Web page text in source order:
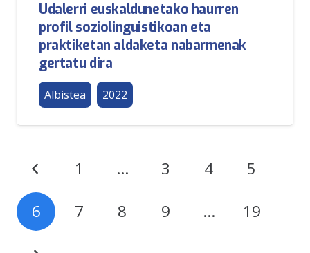
Udalerri euskaldunetako haurren
profil soziolinguistikoan eta
praktiketan aldaketa nabarmenak
gertatu dira
Albistea 2022
1 … 3 4 5
6 7 8 9 … 19